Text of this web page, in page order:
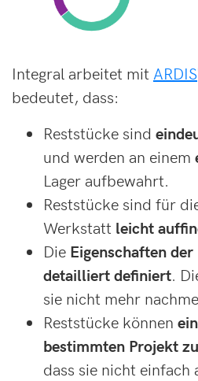
Integral arbeitet mit ARDIS
bedeutet, dass:
Reststücke sind
und werden an einem
Lager aufbewahrt.
Reststücke sind für
Werkstatt leicht
Die Eigenschaften
detailliert definiert.
sie nicht mehr
Reststücke können
bestimmten Projekt
dass sie nicht einfach